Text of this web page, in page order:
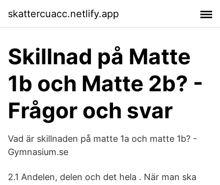
skattercuacc.netlify.app
Skillnad på Matte
1b och Matte 2b? -
Frågor och svar
Vad är skillnaden på matte 1a och matte 1b? -
Gymnasium.se
2.1 Andelen, delen och det hela . När man ska